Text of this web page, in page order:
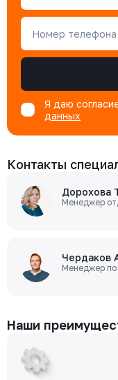
Номер телефона
Я даю
данных
Контакты
Дорохова
Менеджер
Чердаков
Менеджер
Наши